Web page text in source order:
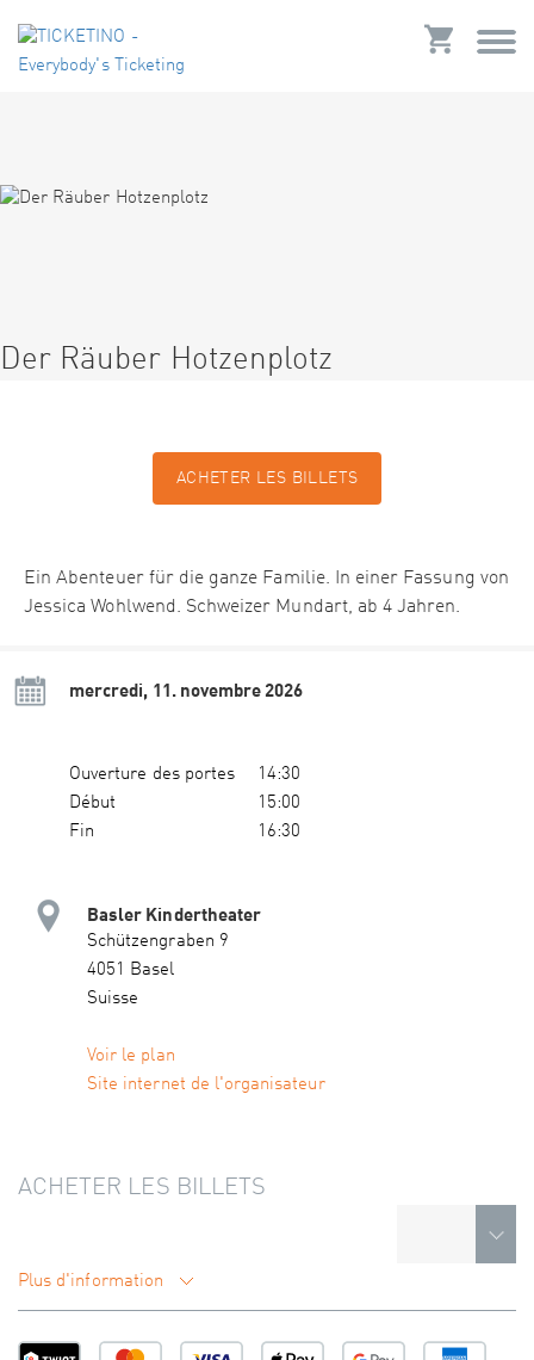
Der Räuber Hotzenplotz
ACHETER LES BILLETS
Ein Abenteuer für die ganze Familie. In einer Fassung von
Jessica Wohlwend. Schweizer Mundart, ab 4 Jahren.
mercredi, 11. novembre 2026
Ouverture des portes
14:30
Début
15:00
Fin
16:30
Basler Kindertheater
Schützengraben 9
4051 Basel
Suisse
Voir le plan
Site internet de l'organisateur
ACHETER LES BILLETS
Plus d'information